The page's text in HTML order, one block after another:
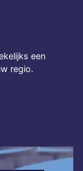
een
regio.